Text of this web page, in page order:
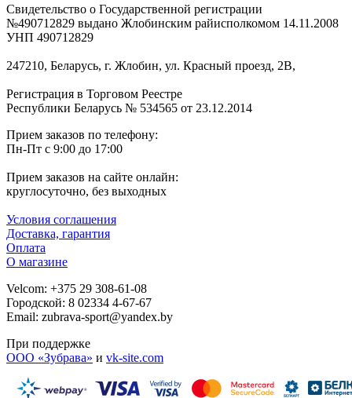
Свидетельство о Государственной регистрации
№490712829 выдано Жлобинским райисполкомом 14.11.2008
УНП 490712829
247210, Беларусь, г. Жлобин, ул. Красный проезд, 2В,
Регистрация в Торговом Реестре
Республики Беларусь № 534565 от 23.12.2014
Прием заказов по телефону:
Пн-Пт с 9:00 до 17:00
Прием заказов на сайте онлайн:
круглосуточно, без выходных
Условия соглашения
Доставка, гарантия
Оплата
О магазине
Velcom: +375 29 308-61-08
Городской: 8 02334 4-67-67
Email: zubrava-sport@yandex.by
При поддержке
ООО «Зубрава» и vk-site.com